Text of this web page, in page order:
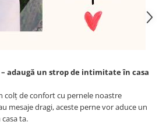
adaugă un strop de intimitate în casa
colț de confort cu pernele noastre
mesaje dragi, aceste perne vor aduce un
ta.